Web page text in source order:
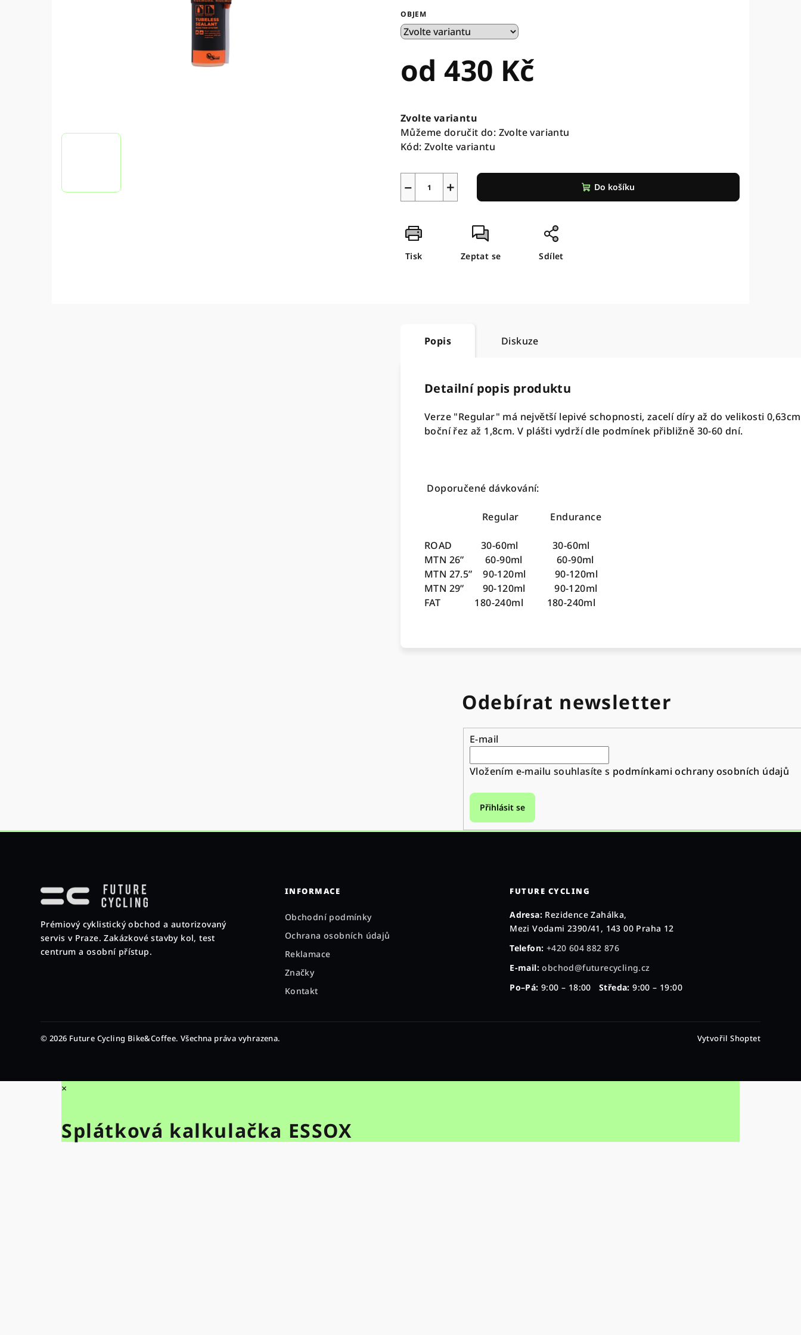
OBJEM
od430 Kč
cena:
Zvolte variantu
Můžeme doručit do: Zvolte variantu
Kód: Zvolte variantu
+
− Do košíku
Tisk Zeptat se Sdílet
Popis Diskuze
Detailní popis produktu
Verze "Regular" má největší lepivé schopnosti, zacelí díry až do velikosti
boční řez až 1,8cm. V plášti vydrží dle podmínek přibližně 30-60 dní.
Doporučené dávkování:
Regular Endurance
ROAD 30-60ml 30-60ml
MTN 26” 60-90ml 60-90ml
MTN 27.5” 90-120ml 90-120ml
MTN 29” 90-120ml 90-120ml
FAT 180-240ml 180-240ml
Odebírat newsletter
E-mail
Vložením e-mailu souhlasíte s podmínkami ochrany osobních údajů
Přihlásit se
Prémiový cyklistický obchod a autorizovaný
servis v Praze. Zakázkové stavby kol, test
centrum a osobní přístup.
INFORMACE
Obchodní podmínky
Ochrana osobních údajů
Reklamace
Značky
Kontakt
FUTURE CYCLING
Adresa: Rezidence Zahálka,
Mezi Vodami 2390/41, 143 00 Praha 12
Telefon: +420 604 882 876
E-mail: obchod@futurecycling.cz
Po–Pá: 9:00 – 18:00Středa: 9:00 – 19:00
© 2026 Future Cycling Bike&Coffee. Všechna práva vyhrazena. Vytvořil Shoptet
×
Splátková kalkulačka ESSOX